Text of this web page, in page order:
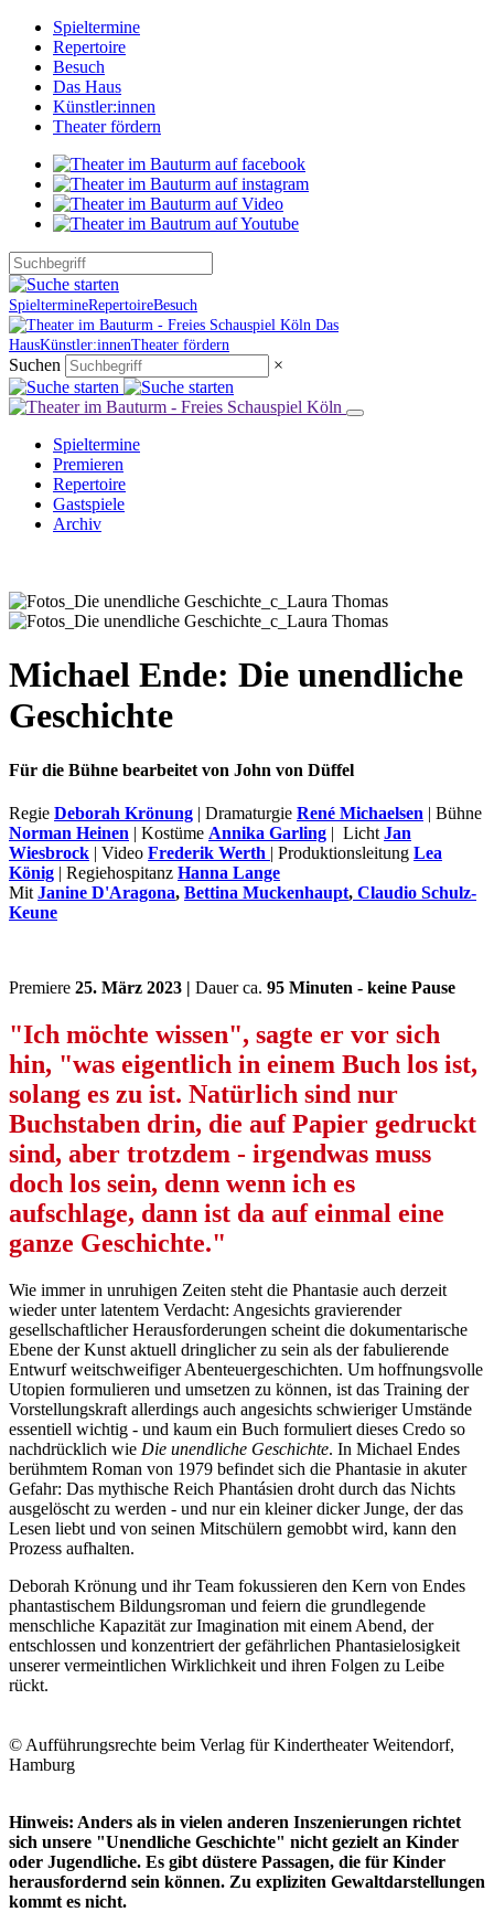
Spieltermine
Repertoire
Besuch
Das Haus
Künstler:innen
Theater fördern
SpieltermineRepertoireBesuch
Das
HausKünstler:innenTheater fördern
Suchen ×
Spieltermine
Premieren
Repertoire
Gastspiele
Archiv
Michael Ende: Die unendliche
Geschichte
Für die Bühne bearbeitet von John von Düffel
Regie Deborah Krönung | Dramaturgie René Michaelsen | Bühne
Norman Heinen | Kostüme Annika Garling | Licht Jan
Wiesbrock | Video Frederik Werth | Produktionsleitung Lea
König | Regiehospitanz Hanna Lange
Mit Janine D'Aragona, Bettina Muckenhaupt, Claudio Schulz-
Keune
Premiere 25. März 2023 | Dauer ca. 95 Minuten - keine Pause
"Ich möchte wissen", sagte er vor sich
hin, "was eigentlich in einem Buch los ist,
solang es zu ist. Natürlich sind nur
Buchstaben drin, die auf Papier gedruckt
sind, aber trotzdem - irgendwas muss
doch los sein, denn wenn ich es
aufschlage, dann ist da auf einmal eine
ganze Geschichte."
Wie immer in unruhigen Zeiten steht die Phantasie auch derzeit
wieder unter latentem Verdacht: Angesichts gravierender
gesellschaftlicher Herausforderungen scheint die dokumentarische
Ebene der Kunst aktuell dringlicher zu sein als der fabulierende
Entwurf weitschweifiger Abenteuergeschichten. Um hoffnungsvolle
Utopien formulieren und umsetzen zu können, ist das Training der
Vorstellungskraft allerdings auch angesichts schwieriger Umstände
essentiell wichtig - und kaum ein Buch formuliert dieses Credo so
nachdrücklich wie Die unendliche Geschichte. In Michael Endes
berühmtem Roman von 1979 befindet sich die Phantasie in akuter
Gefahr: Das mythische Reich Phantásien droht durch das Nichts
ausgelöscht zu werden - und nur ein kleiner dicker Junge, der das
Lesen liebt und von seinen Mitschülern gemobbt wird, kann den
Prozess aufhalten.
Deborah Krönung und ihr Team fokussieren den Kern von Endes
phantastischem Bildungsroman und feiern die grundlegende
menschliche Kapazität zur Imagination mit einem Abend, der
entschlossen und konzentriert der gefährlichen Phantasielosigkeit
unserer vermeintlichen Wirklichkeit und ihren Folgen zu Leibe
rückt.
© Aufführungsrechte beim Verlag für Kindertheater Weitendorf,
Hamburg
Hinweis: Anders als in vielen anderen Inszenierungen richtet
sich unsere "Unendliche Geschichte" nicht gezielt an Kinder
oder Jugendliche. Es gibt düstere Passagen, die für Kinder
herausfordernd sein können. Zu expliziten Gewaltdarstellungen
kommt es nicht.